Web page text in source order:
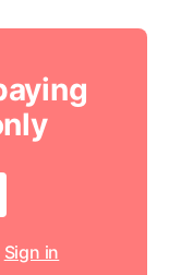
Sign in